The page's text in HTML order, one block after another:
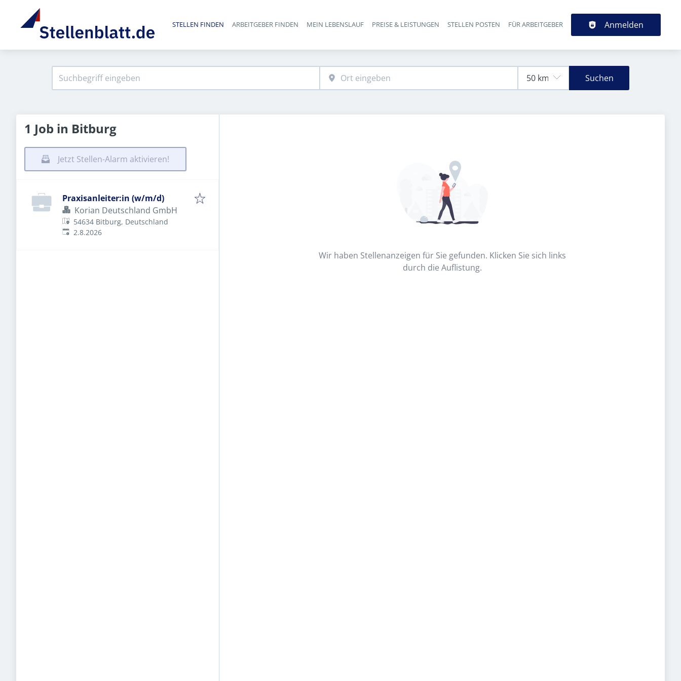
Haupt-Navigation
STELLEN FINDEN ARBEITGEBER FINDEN MEIN LEBENSLAUF PREISE & LEISTUNGEN STELLEN POSTEN FÜR ARBEITGEBER Anmelden
Suchen
1 Job in Bitburg
Jetzt Stellen-Alarm aktivieren!
Praxisanleiter:in (w/m/d)
Korian Deutschland GmbH
54634 Bitburg, Deutschland
Veröffentlicht
2.8.2026
Wir haben Stellenanzeigen für Sie gefunden. Klicken Sie sich links
durch die Auflistung.